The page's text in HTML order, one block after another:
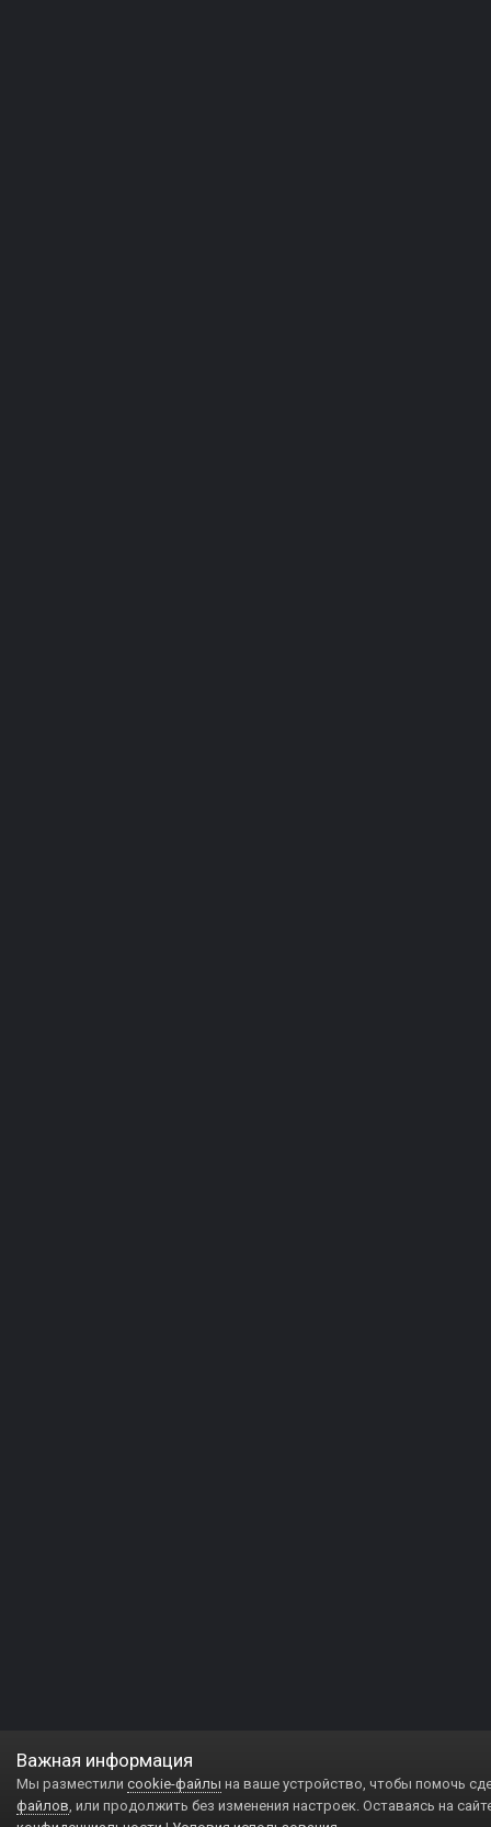
Важная информация
Мы разместили cookie-файлы на ваше устройство, чтобы помочь
файлов, или продолжить без изменения настроек. Оставаясь на